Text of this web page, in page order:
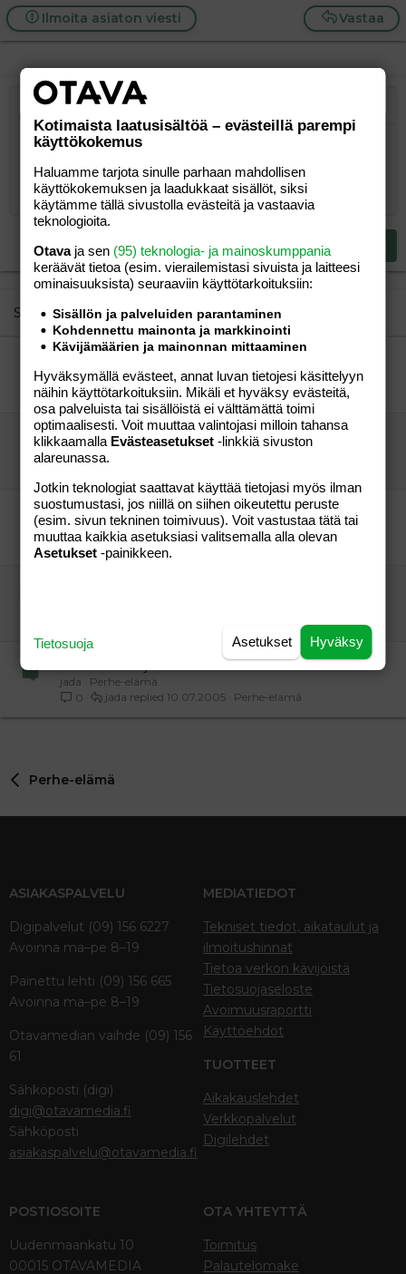
Vastaa
Ilmoita asiaton viesti
Lihavoitu
Suurenna sisennystä
Pienennä sisennystä
Fontin koko
9
10
12
15
18
22
26
Tekstiväri
KirjasintyyliArial
Book Antiqua
Courier New
Tahoma
Times New Roman
Trebuchet MS
Verdana
Yliviivaa
Tasaus Tasaa vasemmalle
Keskitä
Tasaa oikealle
Paragraph format
Normal
Heading 1
Heading 2
Heading 3
LainausLisää video/media
Lisää taulukko
Insert horizontal line
Spoiler
Tee uudelleen
BBCode-näkymä
Poista muotoilu
Luonnokset
Poista luonnos
Kirjoita vastaus...
Lähetä vastaus
Similar threads
JanJade
Perhe-elämä
0
Perhe-elämä
09.02.2011
JanJade
mesekavereita porista päin...??
nasuli24
uusia kasvoja!
freesia83 Perhe-elämä
1
Perhe-elämä
17.06.2004
minä
onko odottajia Paimion suunnalta??
jada
Perhe-elämä
0
Perhe-elämä
10.07.2005
jada
Perhe-elämä
ASIAKASPALVELU
Digipalvelut (09) 156 6227
Avoinna ma–pe 8–19
Painettu lehti (09) 156 665
Avoinna ma–pe 8–19
Otavamedian vaihde (09) 156
61
Sähköposti (digi)
digi@otavamedia.fi
Sähköposti
asiakaspalvelu@otavamedia.fi
MEDIATIEDOT
Tekniset tiedot, aikataulut ja
ilmoitushinnat
Tietoa verkon kävijöistä
Tietosuojaseloste
Avoimuusraportti
Käyttöehdot
TUOTTEET
Aikakauslehdet
Verkkopalvelut
Digilehdet
POSTIOSOITE
Uudenmaankatu 10
00015 OTAVAMEDIA
OTA YHTEYTTÄ
Toimitus
Palautelomake
Kotimaista laatusisältöä – evästeillä parempi
käyttökokemus
Haluamme tarjota sinulle parhaan mahdollisen
käyttökokemuksen ja laadukkaat sisällöt, siksi
käytämme tällä sivustolla evästeitä ja vastaavia
teknologioita.
Otavaja sen (95) teknologia- ja mainoskumppania
keräävät tietoa (esim. vierailemis­tasi sivuista ja laitteesi
ominaisuuk­sista) seuraaviin käyttötarkoituksiin:
Sisällön ja palveluiden parantaminen
Kohdennettu mainonta ja markkinointi
Kävijämäärien ja mainonnan mittaaminen
Hyväksymällä evästeet, annat luvan tietojesi käsittelyyn
näihin käyttötarkoituksiin. Mikäli et hyväksy evästeitä,
osa palveluista tai sisällöistä ei välttämättä toimi
optimaalisesti. Voit muuttaa valintojasi milloin tahansa
klikkaamalla Evästeasetukset -linkkiä sivuston
alareunassa.
Jotkin teknologiat saattavat käyttää tietojasi myös ilman
suostumustasi, jos niillä on siihen oikeutettu peruste
(esim. sivun tekninen toimivuus). Voit vastustaa tätä tai
muuttaa kaikkia asetuksiasi valitsemalla alla olevan
Asetukset -painikkeen.
Hyväksy
Asetukset
Tietosuoja